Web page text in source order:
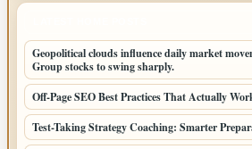
Geopolitical clouds influence daily market
Group stocks to swing sharply.
Off-Page SEO Best Practices That Actually
Test-Taking Strategy Coaching: Smarter